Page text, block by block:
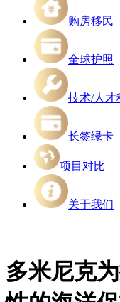
购房移民
全球护照
技术/人才
长签绿卡
项目对比
关于我们
多米尼克